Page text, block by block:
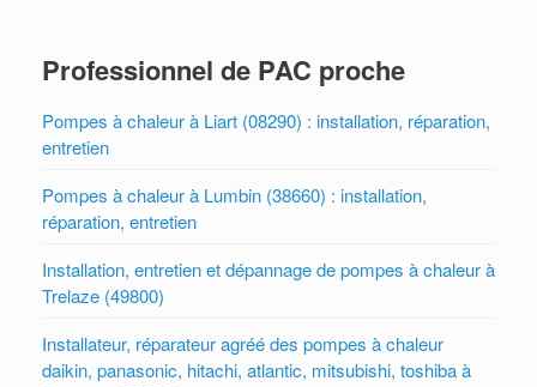
Professionnel de PAC proche
Pompes à chaleur à Liart (08290) : installation, réparation,
entretien
Pompes à chaleur à Lumbin (38660) : installation,
réparation, entretien
Installation, entretien et dépannage de pompes à chaleur à
Trelaze (49800)
Installateur, réparateur agréé des pompes à chaleur
daikin, panasonic, hitachi, atlantic, mitsubishi, toshiba à